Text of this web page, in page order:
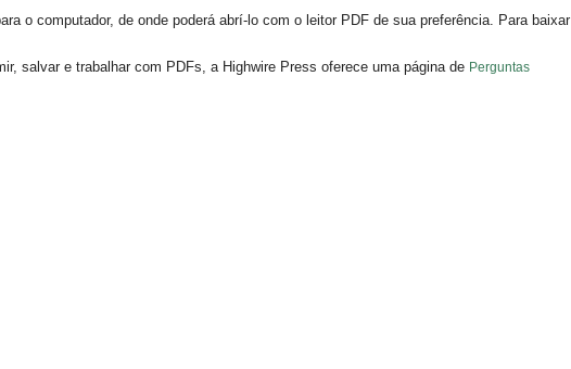
o computador, de onde poderá abrí-lo com o leitor PDF de sua preferência. Para baixar
salvar e trabalhar com PDFs, a Highwire Press oferece uma página de Perguntas